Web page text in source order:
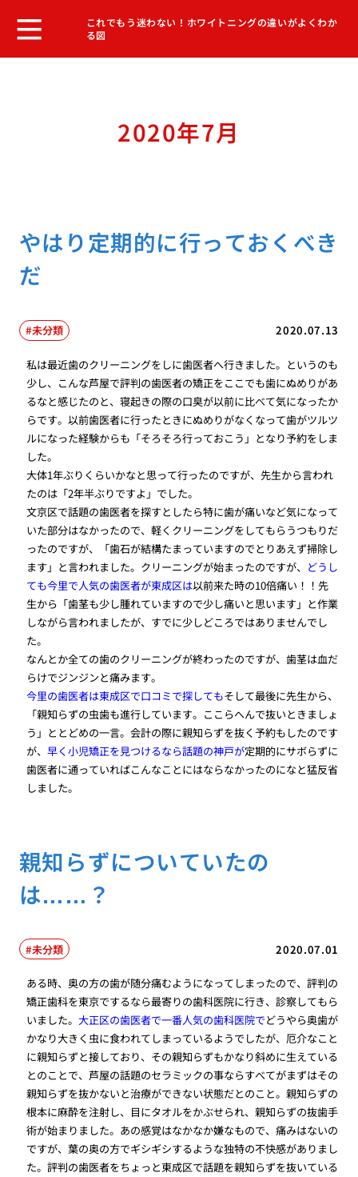
これでもう迷わない！ホワイトニングの違いがよくわか
る図
2020年7月
やはり定期的に行っておくべき
だ
2020.07.13
未分類
私は最近歯のクリーニングをしに歯医者へ行きました。というのも
少し、こんな芦屋で評判の歯医者の矯正をここでも歯にぬめりがあ
るなと感じたのと、寝起きの際の口臭が以前に比べて気になったか
らです。以前歯医者に行ったときにぬめりがなくなって歯がツルツ
ルになった経験からも「そろそろ行っておこう」となり予約をしま
した。
大体1年ぶりくらいかなと思って行ったのですが、先生から言われ
たのは「2年半ぶりですよ」でした。
文京区で話題の歯医者を探すとしたら特に歯が痛いなど気になって
いた部分はなかったので、軽くクリーニングをしてもらうつもりだ
ったのですが、「歯石が結構たまっていますのでとりあえず掃除し
ます」と言われました。クリーニングが始まったのですが、 どうし
ても今里で人気の歯医者が東成区は以前来た時の10倍痛い！！先
生から「歯茎も少し腫れていますので少し痛いと思います」と作業
しながら言われましたが、すでに少しどころではありませんでし
た。
なんとか全ての歯のクリーニングが終わったのですが、歯茎は血だ
らけでジンジンと痛みます。
今里の歯医者は東成区で口コミで探してもそして最後に先生から、
「親知らずの虫歯も進行しています。ここらへんで抜いときましょ
う」ととどめの一言。会計の際に親知らずを抜く予約もしたのです
が、早く小児矯正を見つけるなら話題の神戸が定期的にサボらずに
歯医者に通っていればこんなことにはならなかったのになと猛反省
しました。
親知らずについていたの
は……？
2020.07.01
未分類
ある時、奥の方の歯が随分痛むようになってしまったので、評判の
矯正歯科を東京でするなら最寄りの歯科医院に行き、診察してもら
いました。大正区の歯医者で一番人気の歯科医院でどうやら奥歯が
かなり大きく虫に食われてしまっているようでしたが、厄介なこと
に親知らずと接しており、その親知らずもかなり斜めに生えている
とのことで、芦屋の話題のセラミックの事ならすべてがまずはその
親知らずを抜かないと治療ができない状態だとのこと。親知らずの
根本に麻酔を注射し、目にタオルをかぶせられ、親知らずの抜歯手
術が始まりました。あの感覚はなかなか嫌なもので、痛みはないの
ですが、葉の奥の方でギシギシするような独特の不快感がありまし
た。評判の歯医者をちょっと東成区で話題を親知らずを抜いている